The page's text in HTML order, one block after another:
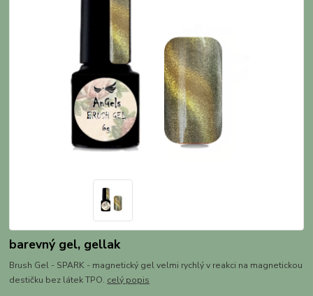
barevný gel, gellak
Brush Gel - SPARK - magnetický gel velmi rychlý v reakci na magnetickou
destičku bez látek TPO. celý popis